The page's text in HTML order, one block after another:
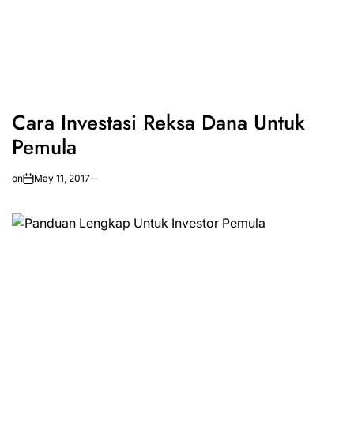
Cara Investasi Reksa Dana Untuk
Pemula
on May 11, 2017